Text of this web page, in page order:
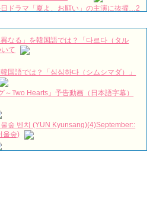
ドラマ「夏よ、お願い」の主演に抜擢…2
い』が好き過ぎて背景セット作成編チュ
編 #韓国ドラマ #手作り #再現
영은 #윤선우
キムジハン 진이한 眞理翰 JinYiHan チ
NEW!
한방 #리턴
は本当にアホだったのか？ 韓国文化・
joseon Dynastyモゴモゴ by
– (선공개) 강남 3대 얼짱 출신 &#39;한혜진
시절) | 편 먹고 갈래요? 밥블레스유 2
ギョ キスまとめ
ーズ」2019年11月2日TSUTAYAにて先行
異なる」を韓国語では？「다르다（タル
て
国語では？「심심하다（シムシマダ）」
～Two Hearts』予告動画（日本語字幕）
숲 벤치 (YUN Kyunsang)(4)September::
울숲)
03 ハン・イェスル
현재 九尾狐外伝 制作発表会